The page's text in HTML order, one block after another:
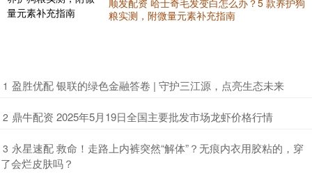
粮实测，附微量元素补充指南
1 ​盈胜优配 银联的绿色金融答卷 | 守护三江源，点亮生态未来
2 ​鼎牛配资 2025年5月19日全国主要批发市场龙虾价格行情
3 ​永星速配 救命！走路上内裤突然“解体”？无痕内衣用胶粘的，穿
了会烂皮肤吗？